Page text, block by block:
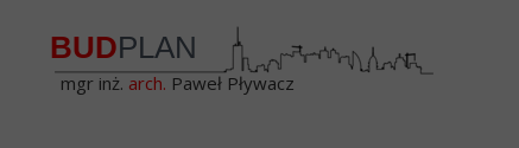
mgr inż. arch. Paweł Pływacz
BUDPLAN